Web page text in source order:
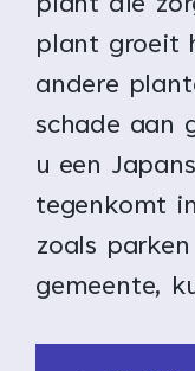
plant die
plant groeit
andere
schade aan
u een
tegenkomt
zoals
gemeente,